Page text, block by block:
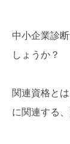
中小企業診
しょうか？
関連資格と
に関連する